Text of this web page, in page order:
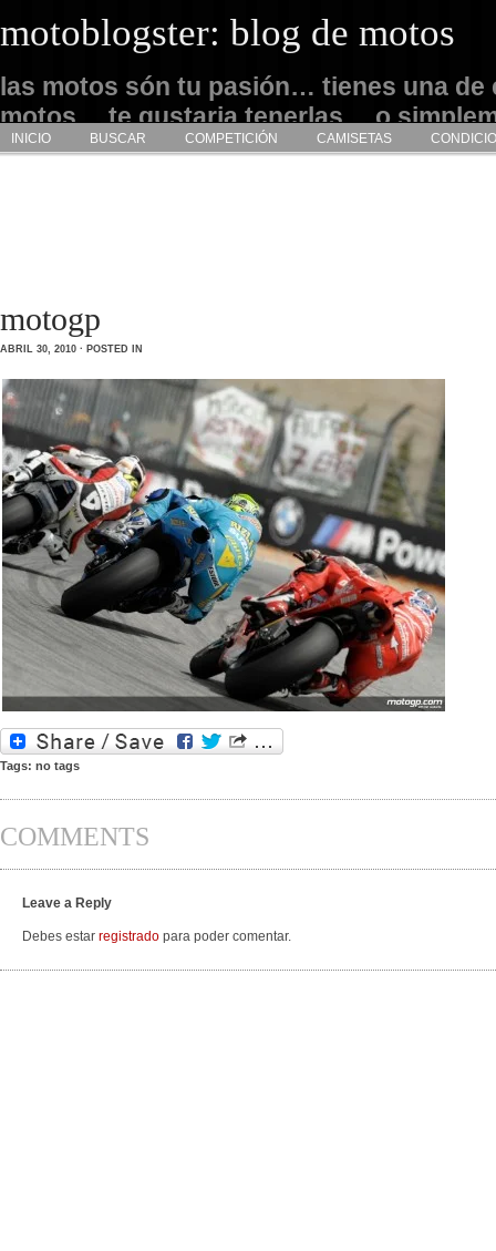
motoblogster: blog de motos
las motos són tu pasión… tienes una de
motos… te gustaria tenerlas… o
admirarlas… este es tu sitio
INICIO BUSCAR COMPETICIÓN CAMISETAS
motogp
ABRIL 30, 2010 · POSTED IN
Tags: no tags
COMMENTS
Leave a Reply
Debes estar registrado para poder comentar.